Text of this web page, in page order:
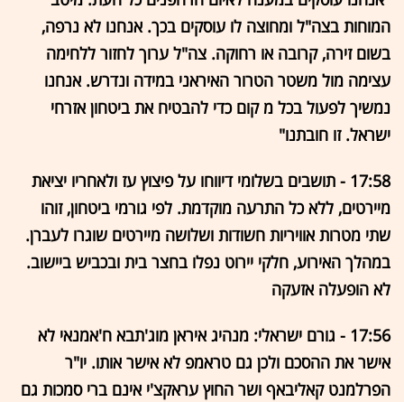
המוחות בצה"ל ומחוצה לו עוסקים בכך. אנחנו לא נרפה,
בשום זירה, קרובה או רחוקה. צה"ל ערוך לחזור ללחימה
עצימה מול משטר הטרור האיראני במידה ונדרש. אנחנו
נמשיך לפעול בכל מ קום כדי להבטיח את ביטחון אזרחי
ישראל. זו חובתנו"
17:58 - תושבים בשלומי דיווחו על פיצוץ עז ולאחריו יציאת
מיירטים, ללא כל התרעה מוקדמת. לפי גורמי ביטחון, זוהו
שתי מטרות אוויריות חשודות ושלושה מיירטים שוגרו לעברן.
במהלך האירוע, חלקי יירוט נפלו בחצר בית ובכביש ביישוב.
לא הופעלה אזעקה
17:56 - גורם ישראלי: מנהיג איראן מוג'תבא ח'אמנאי לא
אישר את ההסכם ולכן גם טראמפ לא אישר אותו. יו"ר
הפרלמנט קאליבאף ושר החוץ עראקצ'י אינם ברי סמכות גם